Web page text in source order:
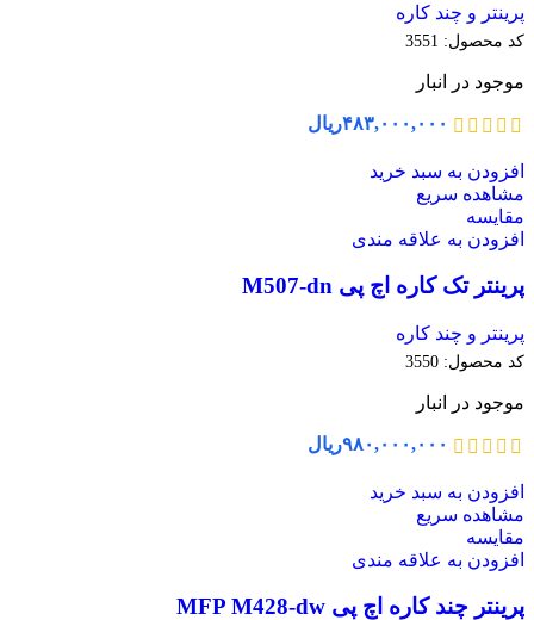
پرینتر و چند کاره
کد محصول: 3551
موجود در انبار
۴۸۳,۰۰۰,۰۰۰ریال
افزودن به سبد خرید
مشاهده سریع
مقایسه
افزودن به علاقه مندی
پرینتر تک کاره اچ پی M507-dn
پرینتر و چند کاره
کد محصول: 3550
موجود در انبار
۹۸۰,۰۰۰,۰۰۰ریال
افزودن به سبد خرید
مشاهده سریع
مقایسه
افزودن به علاقه مندی
پرینتر چند کاره اچ پی MFP M428-dw